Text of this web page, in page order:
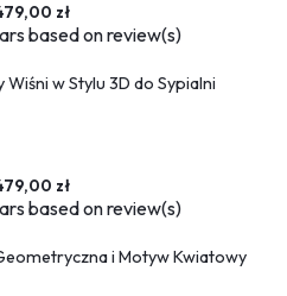
zł
based onreview(s)
w Stylu 3D do Sypialni
zł
based onreview(s)
i Motyw Kwiatowy